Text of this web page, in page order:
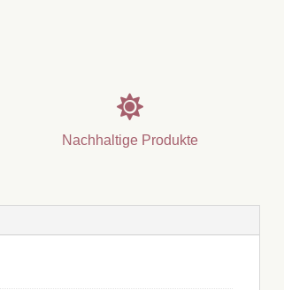

Nachhaltige Produkte